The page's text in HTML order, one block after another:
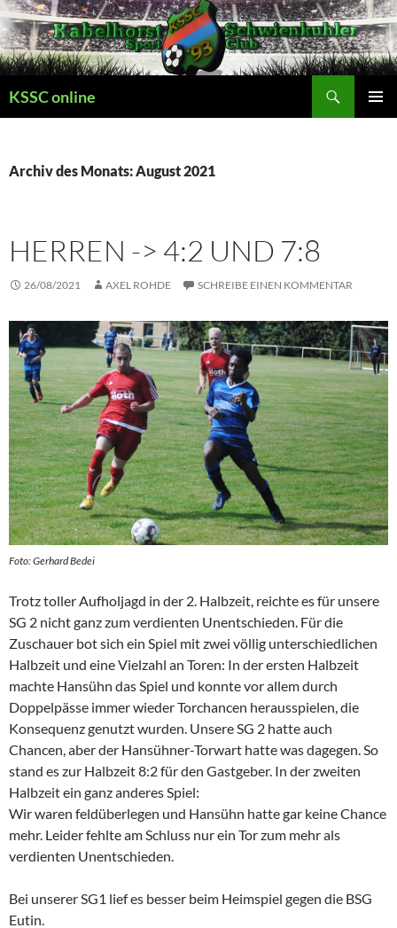
Zum
Inhalt
springen
KSSC online
Archiv des Monats: August 2021
HERREN -> 4:2 UND 7:8
26/08/2021 AXEL ROHDE SCHREIBE EINEN KOMMENTAR
Foto: Gerhard Bedei
Trotz toller Aufholjagd in der 2. Halbzeit, reichte es für unsere
SG 2 nicht ganz zum verdienten Unentschieden. Für die
Zuschauer bot sich ein Spiel mit zwei völlig unterschiedlichen
Halbzeit und eine Vielzahl an Toren: In der ersten Halbzeit
machte Hansühn das Spiel und konnte vor allem durch
Doppelpässe immer wieder Torchancen herausspielen, die
Konsequenz genutzt wurden. Unsere SG 2 hatte auch
Chancen, aber der Hansühner-Torwart hatte was dagegen. So
stand es zur Halbzeit 8:2 für den Gastgeber. In der zweiten
Halbzeit ein ganz anderes Spiel:
Wir waren feldüberlegen und Hansühn hatte gar keine Chance
mehr. Leider fehlte am Schluss nur ein Tor zum mehr als
verdienten Unentschieden.
Bei unserer SG1 lief es besser beim Heimspiel gegen die BSG
Eutin.